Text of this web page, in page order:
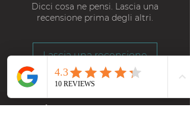
Dicci cosa ne pensi. Lascia una
recensione prima degli altri.
Lascia una recensione
Contatti